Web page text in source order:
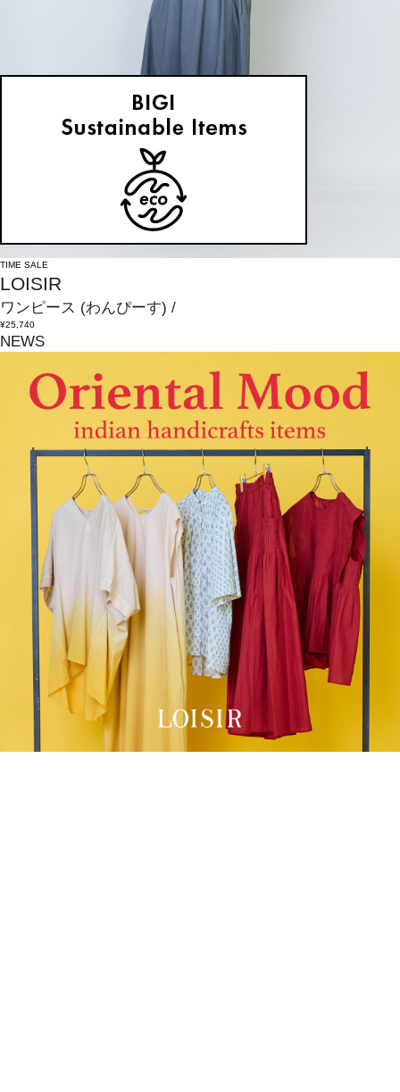
TIME SALE
LOISIR
ワンピース (わんぴーす) /
¥25,740
NEWS